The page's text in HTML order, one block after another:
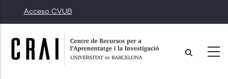
al
contenido
principal
Acceso CVUB